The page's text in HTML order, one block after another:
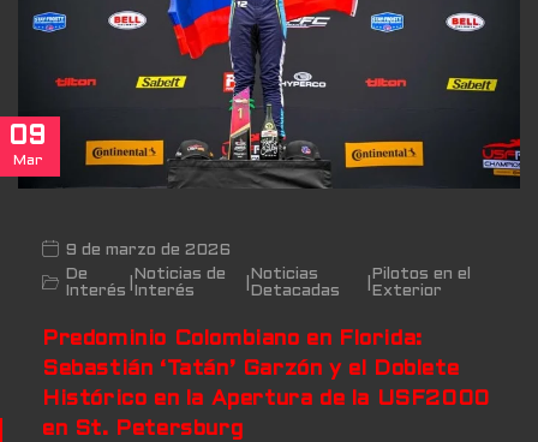
09
Mar
9 de marzo de 2026
De
Interés
Noticias de
Interés
Noticias
Detacadas
Pilotos en el
Exterior
Predominio Colombiano en Florida:
Sebastián ‘Tatán’ Garzón y el Doblete
Histórico en la Apertura de la USF2000
en St. Petersburg